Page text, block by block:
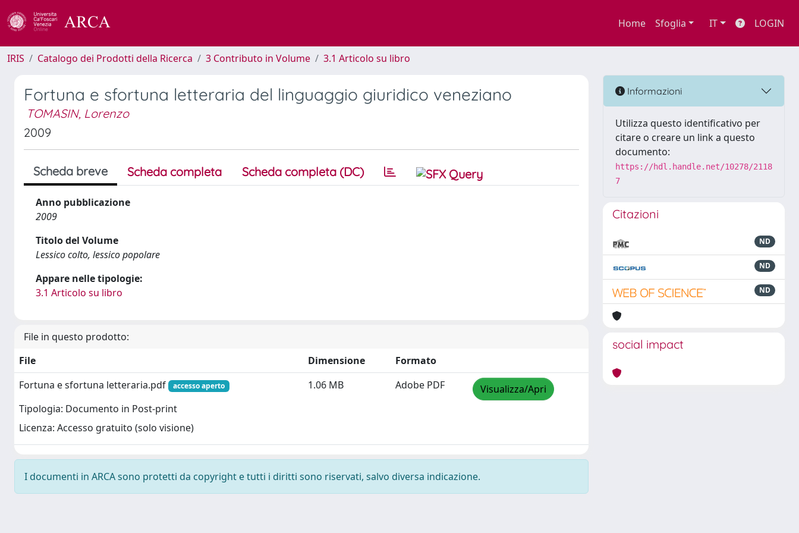
Home Sfoglia IT LOGIN
IRIS Catalogo dei Prodotti della Ricerca 3 Contributo in Volume 3.1 Articolo su libro
Fortuna e sfortuna letteraria del linguaggio giuridico veneziano
TOMASIN, Lorenzo
2009
Scheda breve Scheda completa Scheda completa (DC)
Anno pubblicazione
2009
Titolo del Volume
Lessico colto, lessico popolare
Appare nelle tipologie:
3.1 Articolo su libro
File in questo prodotto:
File
Dimensione
Formato
Fortuna e sfortuna letteraria.pdf
accesso aperto
Tipologia: Documento in Post-print
Licenza: Accesso gratuito (solo visione)
1.06 MB Adobe PDF Visualizza/Apri
I documenti in ARCA sono protetti da copyright e tutti i diritti sono riservati, salvo diversa indicazione.
Informazioni
Utilizza questo identificativo per
citare o creare un link a questo
documento:
https://hdl.handle.net/10278/2118
7
Citazioni
ND
ND
ND
social impact